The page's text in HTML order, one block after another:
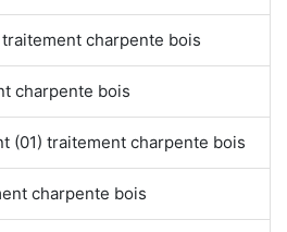
charpente bois
charpente bois
(01) traitement charpente bois
charpente bois